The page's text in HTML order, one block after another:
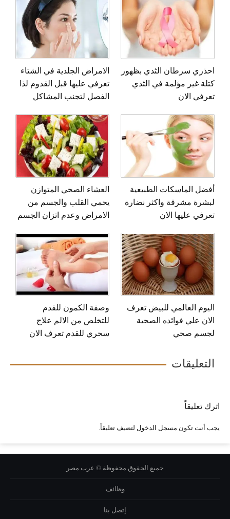
احذري سرطان الثدي بظهور
كتلة غير مؤلمة في الثدي
تعرفي الان
الامراض الجلدية في الشتاء
تعرفي عليها قبل القدوم لذا
الفصل لتجنب المشاكل
أفضل الماسكات الطبيعية
لبشرة مشرقة واكثر نضارة
تعرفي عليها الان
العشاء الصحي المتوازن
يحمي القلب والجسم من
الامراض وعدم اتزان الجسم
اليوم العالمي للبيض تعرف
الان علي فوائده الصحية
لجسم صحي
وصفة الكمون للقدم
للتخلص من الالم علاج
سحري للقدم تعرف الان
التعليقات
اترك تعليقاً
يجب أنت تكون مسجل الدخول لتضيف تعليقاً.
جميع الحقوق محفوظة © عرب مصر
وظائف
إتصل بنا